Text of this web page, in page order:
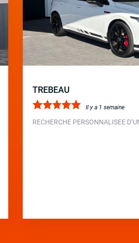
TREBEAU
Il y a 1 semaine
RECHERCHE PERSONNALISEE